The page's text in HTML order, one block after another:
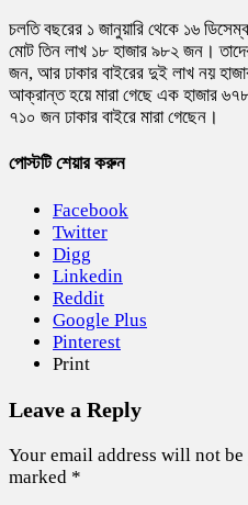
চলতি বছরের ১ জানুয়ারি থেকে ১৬
মোট তিন লাখ ১৮ হাজার ৯৮২ জন।
জন, আর ঢাকার বাইরের দুই লাখ নয়
আক্রান্ত হয়ে মারা গেছে এক হাজার
৭১০ জন ঢাকার বাইরে মারা গেছেন।
পোস্টটি শেয়ার করুন
Facebook
Twitter
Digg
Linkedin
Reddit
Google Plus
Pinterest
Print
Leave a Reply
Your email address will not
marked *